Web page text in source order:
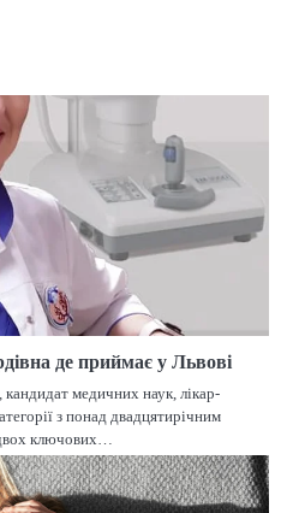
де приймає у Львові
медичних наук, лікар-
з понад двадцятирічним
ключових…